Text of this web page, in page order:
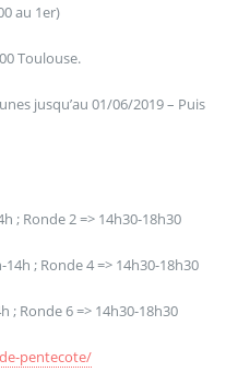
au 1er)
Toulouse.
jusqu’au 01/06/2019 – Puis
; Ronde 2 => 14h30-18h30
; Ronde 4 => 14h30-18h30
; Ronde 6 => 14h30-18h30
pentecote/